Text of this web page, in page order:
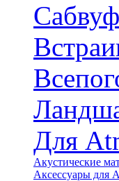
Для
Акустические
Аксессуары для